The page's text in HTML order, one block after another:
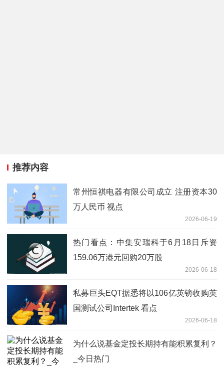
推荐内容
常州恒祺电器有限公司成立 注册资本30
万人民币 视点
2026-06-19
热门看点：中集安瑞科于6月18日斥资
159.06万港元回购20万股
2026-06-18
私募巨头EQT据悉将以106亿英镑收购英
国测试公司Intertek 看点
2026-06-18
为什么说基金定投长期持有能积累复利？
_今日热门